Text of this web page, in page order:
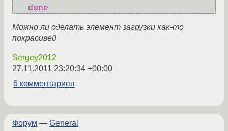
done
Можно ли сделать элемент загрузки как-то
покрасивей
Sergey2012
27.11.2011 23:20:34 +00:00
6 комментариев
Форум — General